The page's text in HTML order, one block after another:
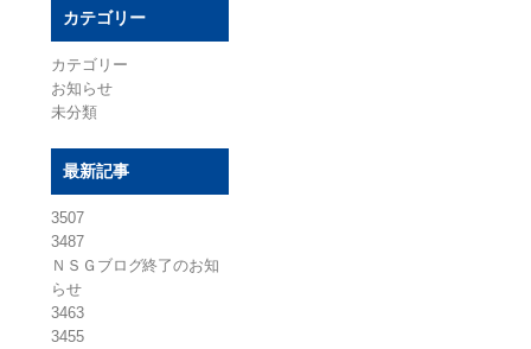
カテゴリー
カテゴリー
お知らせ
未分類
最新記事
3507
3487
ＮＳＧブログ終了のお知
らせ
3463
3455